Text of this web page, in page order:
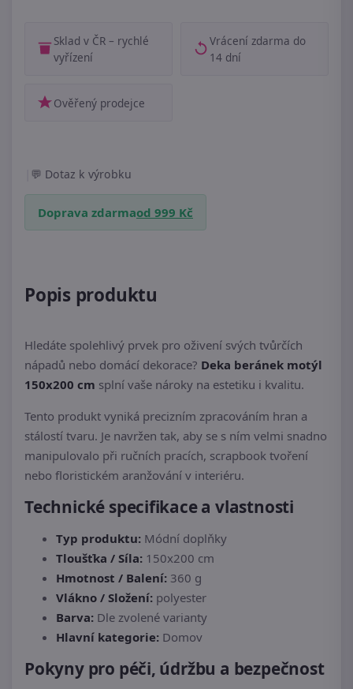
Sklad v ČR – rychlé
vyřízení
Vrácení zdarma do
14 dní
Ověřený prodejce
Dotaz k výrobku
Doprava zdarmaod 999 Kč
Popis produktu
Hledáte spolehlivý prvek pro oživení svých tvůrčích
nápadů nebo domácí dekorace? Deka beránek motýl
150x200 cm splní vaše nároky na estetiku i kvalitu.
Tento produkt vyniká precizním zpracováním hran a
stálostí tvaru. Je navržen tak, aby se s ním velmi snadno
manipulovalo při ručních pracích, scrapbook tvoření
nebo floristickém aranžování v interiéru.
Technické specifikace a vlastnosti
Typ produktu: Módní doplňky
Tloušťka / Síla: 150x200 cm
Hmotnost / Balení: 360 g
Vlákno / Složení: polyester
Barva: Dle zvolené varianty
Hlavní kategorie: Domov
Pokyny pro péči, údržbu a bezpečnost